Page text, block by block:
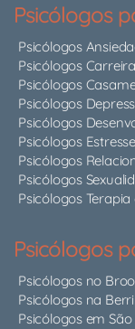
Psicólogos
Psicólogos
Psicólogos Carreira
Psicólogos
Psicólogos
Psicólogos
Psicólogos Estresse
Psicólogos
Psicólogos
Psicólogos Terapia
Psicólogos
Psicólogos no
Psicólogos na
Psicólogos em